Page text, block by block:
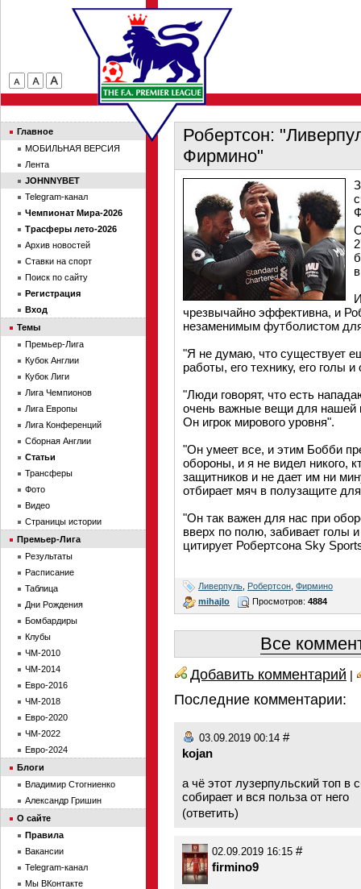
Робертсон:
Фирмино"
чрезвычайно эффективна, и
незаменимым футболистом
"Я не думаю, что существует
работы, его технику, его голы
"Люди говорят, что есть
очень важные вещи для
Он игрок мирового уровня".
"Он умеет все, и этим Бобби
обороны, и я не видел никого,
защитников и не дает им ни
отбирает мяч в полузащите
"Он так важен для нас при
вверх по полю, забивает голы
цитирует Робертсона Sky
Ливерпуль Робертсон Фирмино
mihajlo
Просмотров: 4884
Все
Добавить комментарий |
Последние комментарии:
03.09.2019 00:14 #
kojan
а чё этот лузерпульский топ в
собирает и вся польза от него
(ответить)
02.09.2019 16:15 #
firmino9
Главное
МОБИЛЬНАЯ ВЕРСИЯ
Лента
JOHNNYBET
Telegram-канал
Чемпионат Мира-2026
Трасферы лето-2026
Архив новостей
Ставки на спорт
Поиск по сайту
Регистрация
Вход
Темы
Премьер-Лига
Кубок Англии
Кубок Лиги
Лига Чемпионов
Лига Европы
Лига Конференций
Сборная Англии
Статьи
Трансферы
Фото
Видео
Страницы истории
Премьер-Лига
Результаты
Расписание
Таблица
Дни Рождения
Бомбардиры
Клубы
ЧМ-2010
ЧМ-2014
Евро-2016
ЧМ-2018
Евро-2020
ЧМ-2022
Евро-2024
Блоги
Владимир Стогниенко
Александр Гришин
О сайте
Правила
Вакансии
Telegram-канал
Мы ВКонтакте